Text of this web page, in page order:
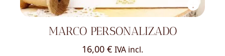
MARCO PERSONALIZADO
16,00 € IVA incl.